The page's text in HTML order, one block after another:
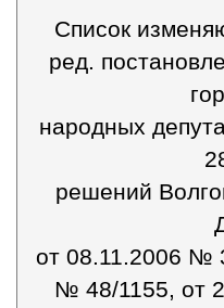
Список
ред.
народных
решений
от 08.11.2006 №
№ 48/1155, от